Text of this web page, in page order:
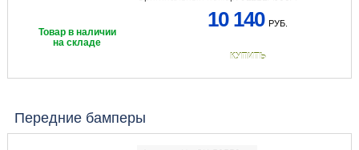
Товар в наличии
на складе
10 140 РУБ.
КУПИТЬ
Передние бамперы